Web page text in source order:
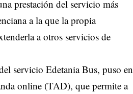
prestación del servicio más
a la que la propia
a otros servicios de
servicio Edetania Bus, puso en
online (TAD), que permite a